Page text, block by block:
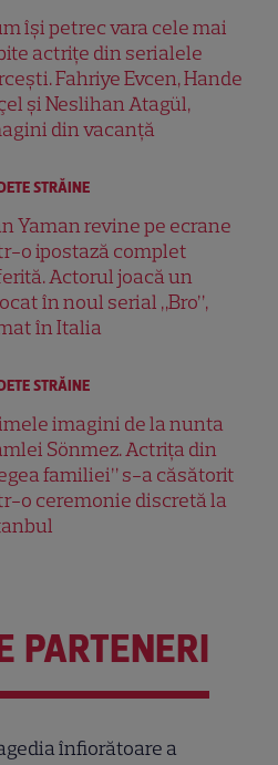
își petrec vara cele mai
actrițe din serialele
Fahriye Evcen, Hande
și Neslihan Atagül,
din vacanță
STRĂINE
Yaman revine pe ecrane
o ipostază complet
Actorul joacă un
în noul serial „Bro”,
în Italia
STRĂINE
imagini de la nunta
Sönmez. Actrița din
familiei” s-a căsătorit
o ceremonie discretă la
PARTENERI
înfiorătoare a